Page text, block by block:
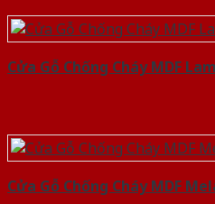
Cửa Gỗ Chống Cháy MDF
Cửa Gỗ Chống Cháy MDF